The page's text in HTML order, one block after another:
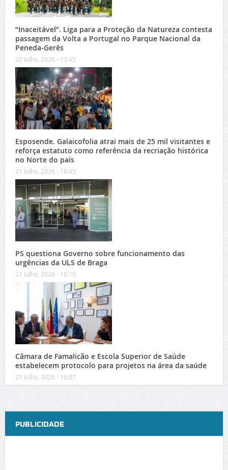
“Inaceitável”. Liga para a Proteção da Natureza contesta
passagem da Volta a Portugal no Parque Nacional da
Peneda-Gerês
22 Julho, 2026 - 13:45
Esposende. Galaicofolia atrai mais de 25 mil visitantes e
reforça estatuto como referência da recriação histórica
no Norte do país
21 Julho, 2026 - 18:45
PS questiona Governo sobre funcionamento das
urgências da ULS de Braga
21 Julho, 2026 - 16:10
Câmara de Famalicão e Escola Superior de Saúde
estabelecem protocolo para projetos na área da saúde
21 Julho, 2026 - 16:07
PUBLICIDADE